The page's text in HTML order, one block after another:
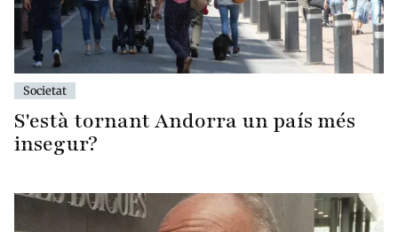
Societat
S'està tornant Andorra un país més
insegur?